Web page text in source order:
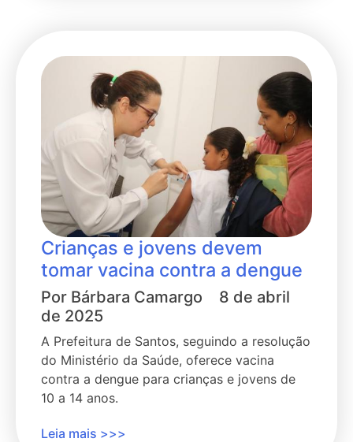
Crianças e jovens devem
tomar vacina contra a dengue
Por Bárbara Camargo
8 de abril
de 2025
A Prefeitura de Santos, seguindo a resolução
do Ministério da Saúde, oferece vacina
contra a dengue para crianças e jovens de
10 a 14 anos.
Leia mais >>>